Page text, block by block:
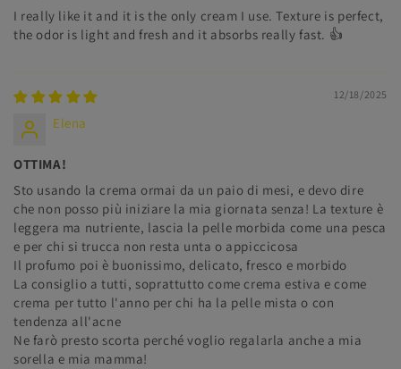
I really like it and it is the only cream I use. Texture is perfect,
the odor is light and fresh and it absorbs really fast. 👍
12/18/2025
Elena
OTTIMA!
Sto usando la crema ormai da un paio di mesi, e devo dire
che non posso più iniziare la mia giornata senza! La texture è
leggera ma nutriente, lascia la pelle morbida come una pesca
e per chi si trucca non resta unta o appiccicosa
Il profumo poi è buonissimo, delicato, fresco e morbido
La consiglio a tutti, soprattutto come crema estiva e come
crema per tutto l'anno per chi ha la pelle mista o con
tendenza all'acne
Ne farò presto scorta perché voglio regalarla anche a mia
sorella e mia mamma!